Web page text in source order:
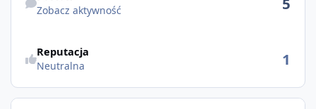
Zobacz aktywność
Reputacja
Neutralna 1